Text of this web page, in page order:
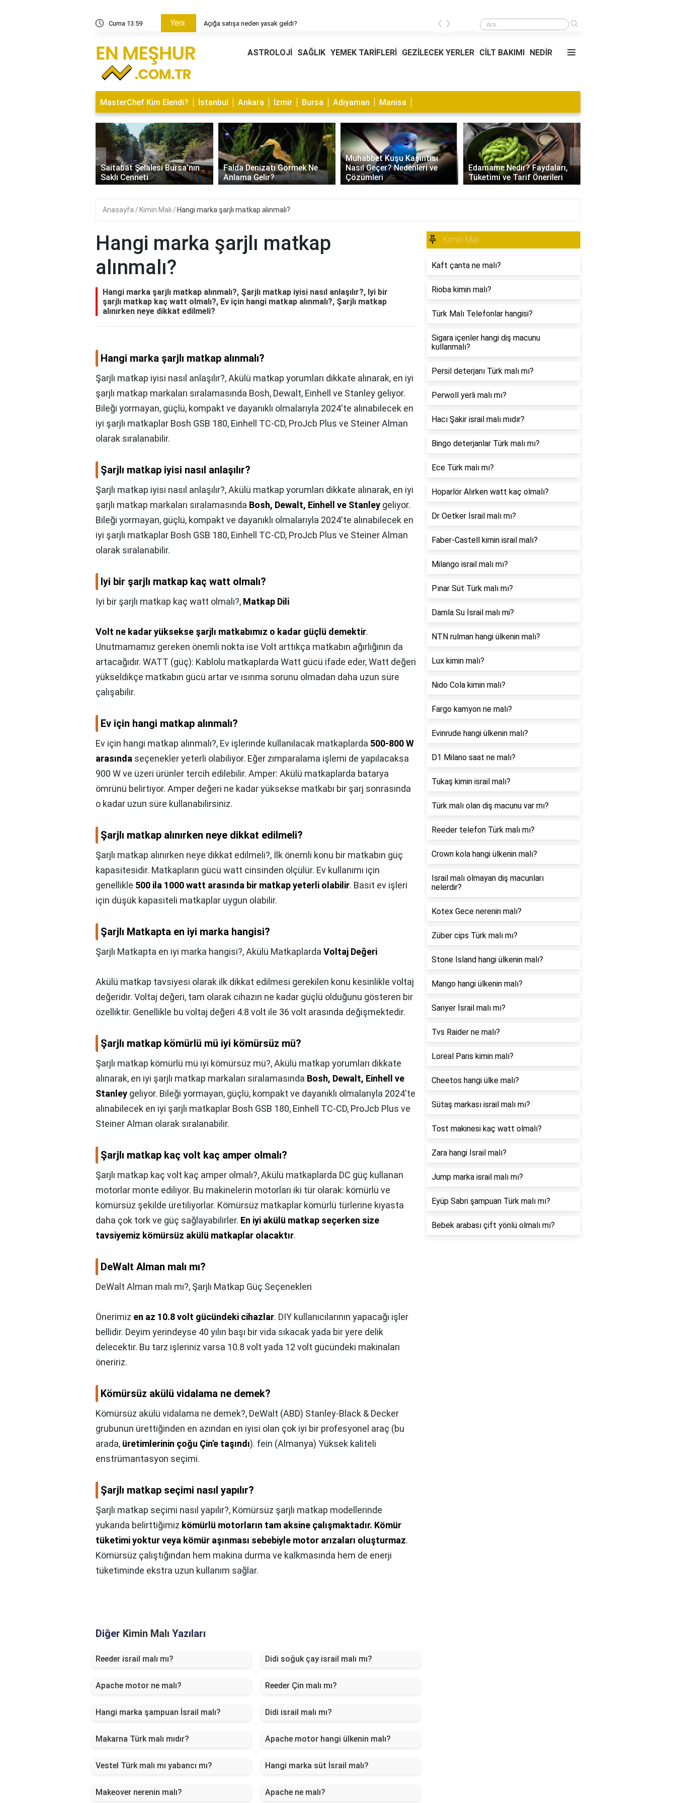
Cuma 13:59 Yeni Açığa satışa neden yasak geldi? Açığa satışa neden yasak geldi?
‹ ›
ASTROLOJİ SAĞLIK YEMEK TARİFLERİ GEZİLECEK YERLER CİLT BAKIMI NEDİR
MasterChef Kim Elendi? İstanbul Ankara İzmir Bursa Adıyaman Manisa
Saitabat Şelalesi Bursa’nın
Saklı Cenneti
Falda Denizatı Görmek Ne
Anlama Gelir?
Muhabbet Kuşu Kaşıntısı
Nasıl Geçer? Nedenleri ve
Çözümleri
Edamame Nedir? Faydaları,
Tüketimi ve Tarif Önerileri
‹ ›
Anasayfa Kimin Malı Hangi marka şarjlı matkap alınmalı?
Hangi marka şarjlı matkap
alınmalı?
Hangi marka şarjlı matkap alınmalı?, Şarjlı matkap iyisi nasıl anlaşılır?, Iyi bir
şarjlı matkap kaç watt olmalı?, Ev için hangi matkap alınmalı?, Şarjlı matkap
alınırken neye dikkat edilmeli?
Hangi marka şarjlı matkap alınmalı?
Şarjlı matkap iyisi nasıl anlaşılır?, Akülü matkap yorumları dikkate alınarak, en iyi
şarjlı matkap markaları sıralamasında Bosh, Dewalt, Einhell ve Stanley geliyor.
Bileği yormayan, güçlü, kompakt ve dayanıklı olmalarıyla 2024'te alınabilecek en
iyi şarjlı matkaplar Bosh GSB 180, Einhell TC-CD, ProJcb Plus ve Steiner Alman
olarak sıralanabilir.
Şarjlı matkap iyisi nasıl anlaşılır?
Şarjlı matkap iyisi nasıl anlaşılır?,Akülü matkap yorumları dikkate alınarak, en iyi
şarjlı matkap markaları sıralamasında Bosh, Dewalt, Einhell ve Stanley geliyor.
Bileği yormayan, güçlü, kompakt ve dayanıklı olmalarıyla 2024'te alınabilecek en
iyi şarjlı matkaplar Bosh GSB 180, Einhell TC-CD, ProJcb Plus ve Steiner Alman
olarak sıralanabilir.
Iyi bir şarjlı matkap kaç watt olmalı?
Iyi bir şarjlı matkap kaç watt olmalı?, Matkap Dili
Volt ne kadar yüksekse şarjlı matkabımız o kadar güçlü demektir.
Unutmamamız gereken önemli nokta ise Volt arttıkça matkabın ağırlığının da
artacağıdır. WATT (güç): Kablolu matkaplarda Watt gücü ifade eder, Watt değeri
yükseldikçe matkabın gücü artar ve ısınma sorunu olmadan daha uzun süre
çalışabilir.
Ev için hangi matkap alınmalı?
Ev için hangi matkap alınmalı?, Ev işlerinde kullanılacak matkaplarda 500-800 W
arasında seçenekler yeterli olabiliyor. Eğer zımparalama işlemi de yapılacaksa
900 W ve üzeri ürünler tercih edilebilir. Amper: Akülü matkaplarda batarya
ömrünü belirtiyor. Amper değeri ne kadar yüksekse matkabı bir şarj sonrasında
o kadar uzun süre kullanabilirsiniz.
Şarjlı matkap alınırken neye dikkat edilmeli?
Şarjlı matkap alınırken neye dikkat edilmeli?, İlk önemli konu bir matkabın güç
kapasitesidir. Matkapların gücü watt cinsinden ölçülür. Ev kullanımı için
genellikle 500 ila 1000 watt arasında bir matkap yeterli olabilir. Basit ev işleri
için düşük kapasiteli matkaplar uygun olabilir.
Şarjlı Matkapta en iyi marka hangisi?
Şarjlı Matkapta en iyi marka hangisi?,Akülü Matkaplarda Voltaj Değeri
Akülü matkap tavsiyesi olarak ilk dikkat edilmesi gerekilen konu kesinlikle voltaj
değeridir. Voltaj değeri, tam olarak cihazın ne kadar güçlü olduğunu gösteren bir
özelliktir. Genellikle bu voltaj değeri 4.8 volt ile 36 volt arasında değişmektedir.
Şarjlı matkap kömürlü mü iyi kömürsüz mü?
Şarjlı matkap kömürlü mü iyi kömürsüz mü?,Akülü matkap yorumları dikkate
alınarak, en iyi şarjlı matkap markaları sıralamasında Bosh, Dewalt, Einhell ve
Stanley geliyor. Bileği yormayan, güçlü, kompakt ve dayanıklı olmalarıyla 2024'te
alınabilecek en iyi şarjlı matkaplar Bosh GSB 180, Einhell TC-CD, ProJcb Plus ve
Steiner Alman olarak sıralanabilir.
Şarjlı matkap kaç volt kaç amper olmalı?
Şarjlı matkap kaç volt kaç amper olmalı?,Akülü matkaplarda DC güç kullanan
motorlar monte ediliyor. Bu makinelerin motorları iki tür olarak: kömürlü ve
kömürsüz şekilde üretiliyorlar. Kömürsüz matkaplar kömürlü türlerine kıyasta
daha çok tork ve güç sağlayabilirler. En iyi akülü matkap seçerken size
tavsiyemiz kömürsüz akülü matkaplar olacaktır.
DeWalt Alman malı mı?
DeWalt Alman malı mı?, Şarjlı Matkap Güç Seçenekleri
Önerimiz en az 10.8 volt gücündeki cihazlar. DIY kullanıcılarının yapacağı işler
bellidir. Deyim yerindeyse 40 yılın başı bir vida sıkacak yada bir yere delik
delecektir. Bu tarz işleriniz varsa 10.8 volt yada 12 volt gücündeki makinaları
öneririz.
Kömürsüz akülü vidalama ne demek?
Kömürsüz akülü vidalama ne demek?, DeWalt (ABD) Stanley-Black & Decker
grubunun ürettiğinden en azından en iyisi olan çok iyi bir profesyonel araç (bu
arada, üretimlerinin çoğu Çin'e taşındı). fein (Almanya) Yüksek kaliteli
enstrümantasyon seçimi.
Şarjlı matkap seçimi nasıl yapılır?
Şarjlı matkap seçimi nasıl yapılır?, Kömürsüz şarjlı matkap modellerinde
yukarıda belirttiğimiz kömürlü motorların tam aksine çalışmaktadır. Kömür
tüketimi yoktur veya kömür aşınması sebebiyle motor arızaları oluşturmaz.
Kömürsüz çalıştığından hem makina durma ve kalkmasında hem de enerji
tüketiminde ekstra uzun kullanım sağlar.
Diğer Kimin Malı Yazıları
Reeder israil malı mı? Didi soğuk çay israil malı mı?
Apache motor ne malı? Reeder Çin malı mı?
Hangi marka şampuan İsrail malı? Didi israil malı mı?
Makarna Türk malı mıdır? Apache motor hangi ülkenin malı?
Vestel Türk malı mı yabancı mı? Hangi marka süt İsrail malı?
Makeover nerenin malı? Apache ne malı?
Kimin Malı
Kaft çanta ne malı?
Rioba kimin malı?
Türk Malı Telefonlar hangisi?
Sigara içenler hangi diş macunu
kullanmalı?
Persil deterjanı Türk malı mı?
Perwoll yerli malı mı?
Hacı Şakir israil malı mıdır?
Bingo deterjanlar Türk malı mı?
Ece Türk malı mı?
Hoparlör Alırken watt kaç olmalı?
Dr Oetker İsrail malı mı?
Faber-Castell kimin israil malı?
Milango israil malı mı?
Pınar Süt Türk malı mı?
Damla Su İsrail malı mi?
NTN rulman hangi ülkenin malı?
Lux kimin malı?
Nido Cola kimin malı?
Fargo kamyon ne malı?
Evinrude hangi ülkenin malı?
D1 Milano saat ne malı?
Tukaş kimin israil malı?
Türk malı olan diş macunu var mı?
Reeder telefon Türk malı mı?
Crown kola hangi ülkenin malı?
Israil malı olmayan diş macunları
nelerdir?
Kotex Gece nerenin malı?
Züber cips Türk malı mı?
Stone Island hangi ülkenin malı?
Mango hangi ülkenin malı?
Sariyer İsrail malı mı?
Tvs Raider ne malı?
Loreal Paris kimin malı?
Cheetos hangi ülke malı?
Sütaş markası israil malı mı?
Tost makinesi kaç watt olmalı?
Zara hangi İsrail malı?
Jump marka israil malı mı?
Eyüp Sabri şampuan Türk malı mı?
Bebek arabası çift yönlü olmalı mı?